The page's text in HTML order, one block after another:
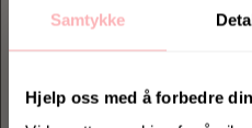
Samtykke
Hjelp oss med å forbedre